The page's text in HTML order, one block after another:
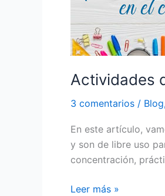
Actividades
3 comentarios / Blog
En este artículo,
y son de libre uso
concentración,
realizar
en
computador
Leer más »